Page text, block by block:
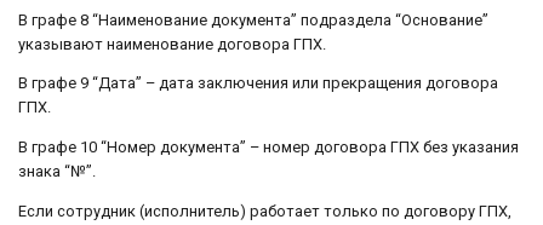
В графе 8 “Наименование документа” подраздела “Основание”
указывают наименование договора ГПХ.
В графе 9 “Дата” – дата заключения или прекращения договора
ГПХ.
В графе 10 “Номер документа” – номер договора ГПХ без указания
знака “№”.
Если сотрудник (исполнитель) работает только по договору ГПХ,